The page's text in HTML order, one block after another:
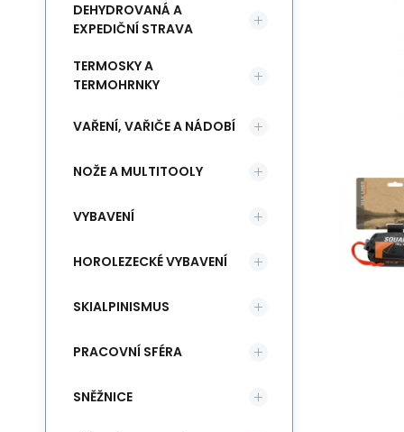
DEHYDROVANÁ A
EXPEDIČNÍ STRAVA
TERMOSKY A
TERMOHRNKY
VAŘENÍ, VAŘIČE A NÁDOBÍ
NOŽE A MULTITOOLY
VYBAVENÍ
HOROLEZECKÉ VYBAVENÍ
SKIALPINISMUS
PRACOVNÍ SFÉRA
SNĚŽNICE